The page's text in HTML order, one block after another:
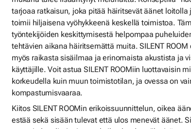
tarjoaa ratkaisun, joka pitää häiritsevät äänet loitolla
toimii hiljaisena vyöhykkeenä keskellä toimistoa.
työntekijöiden keskittymisestä helpompaa
tehtävien aikana häiritsemättä muita. SILENT
myös raikasta sisäilmaa ja erinomaista akustista ja
käyttäjille. Voit astua SILENT ROOMiin luottavaisin
korkeudella kuin muun toimistotilan, ja ovessa on
kompastumisvaaraa.
Kiitos SILENT ROOMin erikoissuunnittelun, oikea
estää sekä sisään tulevat että ulos menevät äänet.